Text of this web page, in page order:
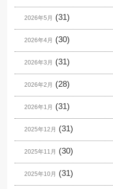
2026年5月 (31)
2026年4月 (30)
2026年3月 (31)
2026年2月 (28)
2026年1月 (31)
2025年12月 (31)
2025年11月 (30)
2025年10月 (31)